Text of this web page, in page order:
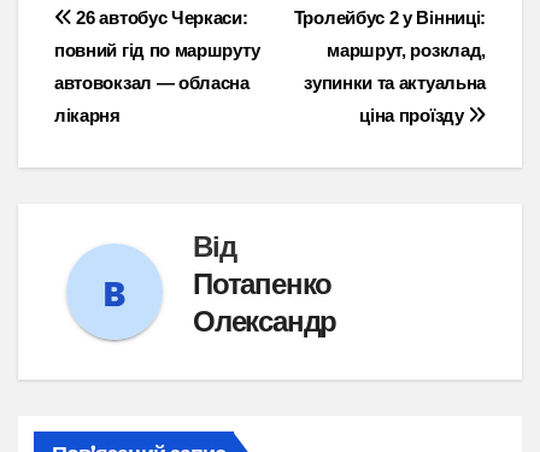
Навігація
записів
Тролейбус 2 у Вінниці:
маршрут, розклад,
зупинки та актуальна
ціна проїзду
26 автобус Черкаси:
повний гід по маршруту
автовокзал — обласна
лікарня
Від
Потапенко
Олександр